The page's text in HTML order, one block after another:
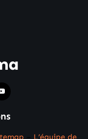
L’équipe de